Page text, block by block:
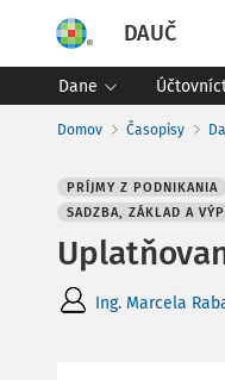
DAUČ
Dane
Domov Časopisy
PRÍJMY Z PODNIKANIA
SADZBA, ZÁKLAD A
Ing. Marcela